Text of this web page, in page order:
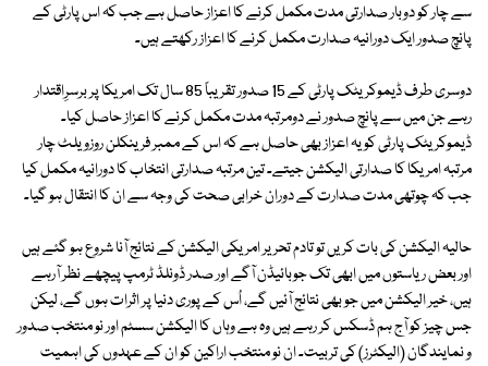
سے چار کو دوبار صدارتی مدت مکمل کرنے کا اعزاز حاصل ہے جب کہ اس پارٹی کے
پانچ صدور ایک دورانیہ صدارت مکمل کرنے کا اعزاز رکھتے ہیں۔
دوسری طرف ڈیموکریٹک پارٹی کے 15 صدور تقریباً 85 سال تک امریکا پر برسرِاقتدار
رہے جن میں سے پانچ صدور نے دومرتبہ مدت مکمل کرنے کا اعزاز حاصل کیا۔
ڈیموکریٹک پارٹی کو یہ اعزاز بھی حاصل ہے کہ اس کے ممبر فرینکلن روزویلٹ چار
مرتبہ امریکا کا صدارتی الیکشن جیتے۔ تین مرتبہ صدارتی انتخاب کا دورانیہ مکمل کیا
جب کہ چوتھی مدت صدارت کے دوران خرابی صحت کی وجہ سے ان کا انتقال ہو گیا۔
حالیہ الیکشن کی بات کریں تو تادم تحریر امریکی الیکشن کے نتائج آنا شروع ہو گئے ہیں
اور بعض ریاستوں میں ابھی تک جوبائیڈن آگے اور صدر ڈونلڈ ٹرمپ پیچھے نظر آرہے
ہیں، خیر الیکشن میں جو بھی نتائج آئیں گے، اُس کے پوری دنیا پر اثرات ہوں گے، لیکن
جس چیز کو آج ہم ڈسکس کر رہے ہیں وہ ہے وہاں کا الیکشن سسٹم اور نو منتخب صدور
و نمایندگان (الیکٹرز) کی تربیت۔ ان نو منتخب اراکین کو ان کے عہدوں کی اہمیت